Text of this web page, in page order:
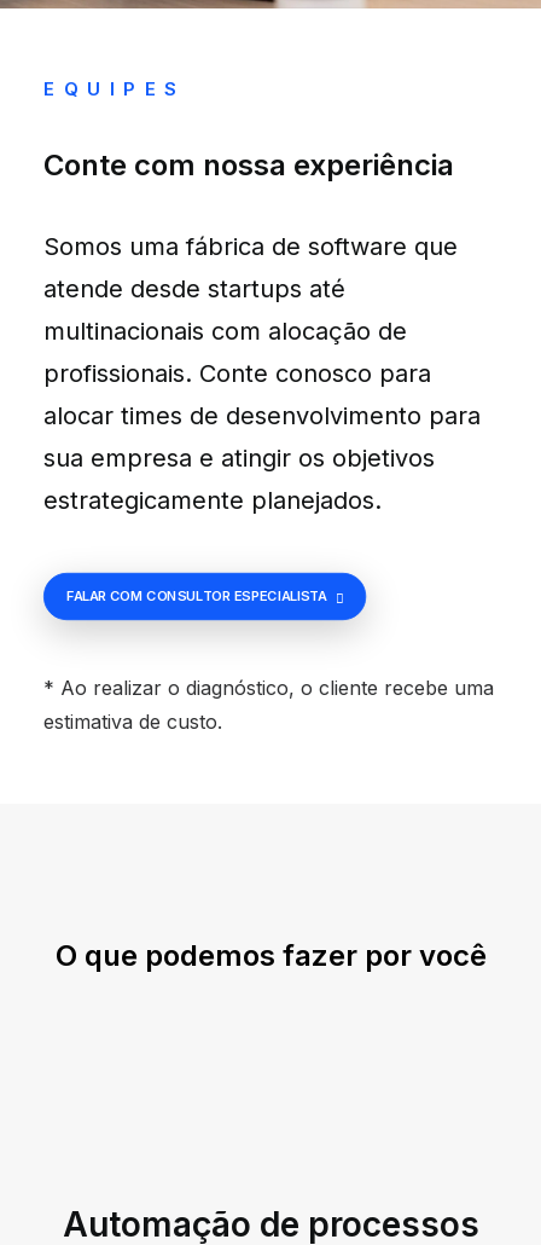
EQUIPES
Conte com nossa experiência
Somos uma fábrica de software que
atende desde startups até
multinacionais com alocação de
profissionais. Conte conosco para
alocar times de desenvolvimento para
sua empresa e atingir os objetivos
estrategicamente planejados.
FALAR COM CONSULTOR ESPECIALISTA
* Ao realizar o diagnóstico, o cliente recebe uma
estimativa de custo.
O que podemos fazer por você
Automação de processos